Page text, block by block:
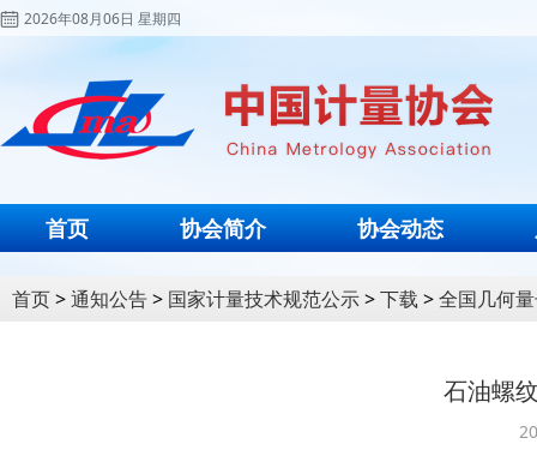
2026年08月06日 星期四
首页 协会简介 协会动态
首页>通知公告> 国家计量技术规范公示>下载 >全国几何
石油螺